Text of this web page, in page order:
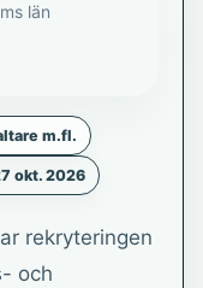
län
m.fl.
okt. 2026
rekryteringen
och